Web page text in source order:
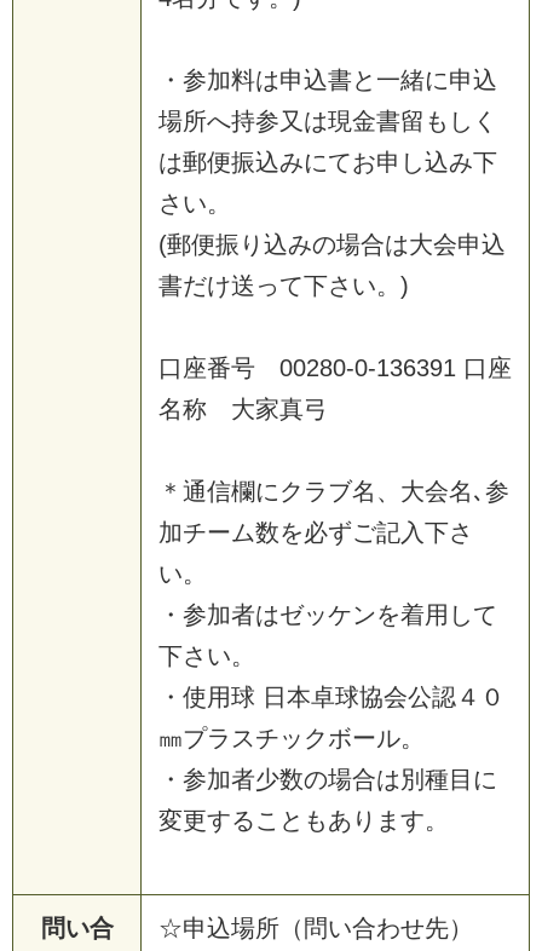
・ 参加料は申込書と 一緒に申込
場所へ持参又 は現金書留 も し く
は郵便振込みにてお申 し込み下
さ い。
(郵便振 り 込みの場合は大会申込
書だけ送 って下さ い。 )
口 座番号 00280-0-136391 口 座
名称 大家真弓
＊ 通信欄にク ラブ名 、 大会名､ 参
加チーム数を必ずご記入下さ
い。
・ 参加者はゼッケンを着用 して
下さ い。
・ 使用球 日 本卓球協会公認４ ０
㎜プラ スチッ クボール。
・ 参加者少数の場合は別 種 目 に
変更するこ と もあ り ま す。
問い合
☆申込場所 （ 問い合わせ先）